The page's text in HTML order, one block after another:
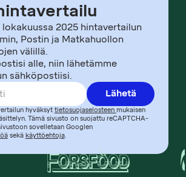
2025 hintavertailun
Postin ja Matkahuollon
välillä.
alle, niin lähetämme
sähköpostiisi.
Lähetä
hyväksyt tietosuojaselosteen mukaisen
Tämä sivusto on suojattu reCAPTCHA-
sovelletaan Googlen
sekä käyttöehtoja.